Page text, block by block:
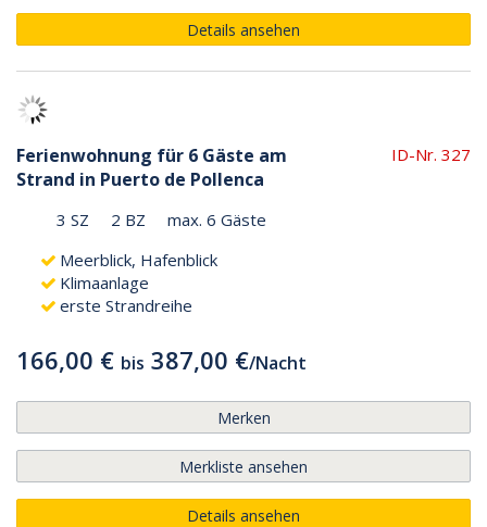
Details ansehen
Ferienwohnung für 6 Gäste am
Strand in Puerto de Pollenca
ID-Nr. 327
3 SZ 2 BZ
max. 6 Gäste
Meerblick, Hafenblick
Klimaanlage
erste Strandreihe
166,00 € bis 387,00 €/Nacht
Merken
Merkliste ansehen
Details ansehen